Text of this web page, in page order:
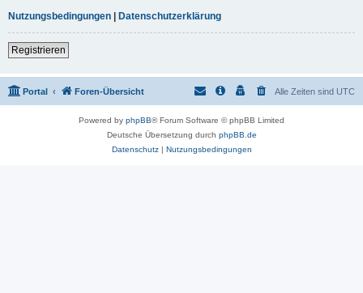
Nutzungsbedingungen | Datenschutzerklärung
Registrieren
Portal Foren-Übersicht Alle Zeiten sind UTC
Powered by phpBB® Forum Software © phpBB Limited
Deutsche Übersetzung durch phpBB.de
Datenschutz| Nutzungsbedingungen